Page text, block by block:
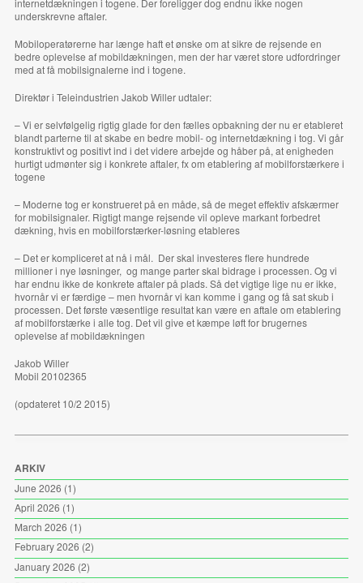
underskrevne aftaler.
Mobiloperatørerne har længe haft et ønske om at sikre de rejsende en
bedre oplevelse af mobildækningen, men der har været store udfordringer
med at få mobilsignalerne ind i togene.
Direktør i Teleindustrien Jakob Willer udtaler:
– Vi er selvfølgelig rigtig glade for den fælles opbakning der nu er etableret
blandt parterne til at skabe en bedre mobil- og internetdækning i tog. Vi går
konstruktivt og positivt ind i det videre arbejde og håber på, at enigheden
hurtigt udmønter sig i konkrete aftaler, fx om etablering af mobilforstærkere i
togene
– Moderne tog er konstrueret på en måde, så de meget effektiv afskærmer
for mobilsignaler. Rigtigt mange rejsende vil opleve markant forbedret
dækning, hvis en mobilforstærker-løsning etableres
– Det er kompliceret at nå i mål. Der skal investeres flere hundrede
millioner i nye løsninger, og mange parter skal bidrage i processen. Og vi
har endnu ikke de konkrete aftaler på plads. Så det vigtige lige nu er ikke,
hvornår vi er færdige – men hvornår vi kan komme i gang og få sat skub i
processen. Det første væsentlige resultat kan være en aftale om etablering
af mobilforstærke i alle tog. Det vil give et kæmpe løft for brugernes
oplevelse af mobildækningen
Jakob Willer
Mobil 20102365
(opdateret 10/2 2015)
ARKIV
June 2026 (1)
April 2026 (1)
March 2026 (1)
February 2026 (2)
January 2026 (2)